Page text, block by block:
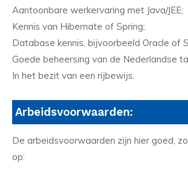
Aantoonbare werkervaring met Java/JEE;
Kennis van Hibernate of Spring;
Database kennis, bijvoorbeeld Oracle of
Goede beheersing van de Nederlandse
In het bezit van een rijbewijs.
Arbeidsvoorwaarden:
De arbeidsvoorwaarden zijn hier goed,
op: